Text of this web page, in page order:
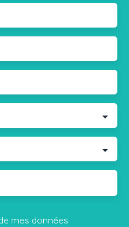
mes données